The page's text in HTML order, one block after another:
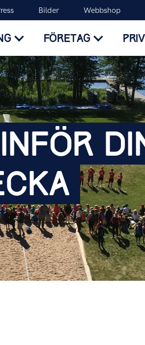
Bilder Webbshop
FÖRETAG
INFÖR